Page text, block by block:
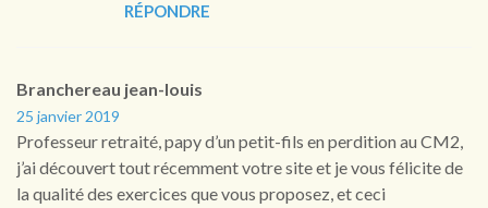
RÉPONDRE
Branchereau jean-louis
25 janvier 2019
Professeur retraité, papy d’un petit-fils en perdition au CM2,
j’ai découvert tout récemment votre site et je vous félicite de
la qualité des exercices que vous proposez, et ceci